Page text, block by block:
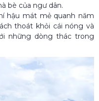
bè của ngư dân.
hậu mát mẻ quanh năm
thoát khỏi cái nóng và
những dòng thác trong